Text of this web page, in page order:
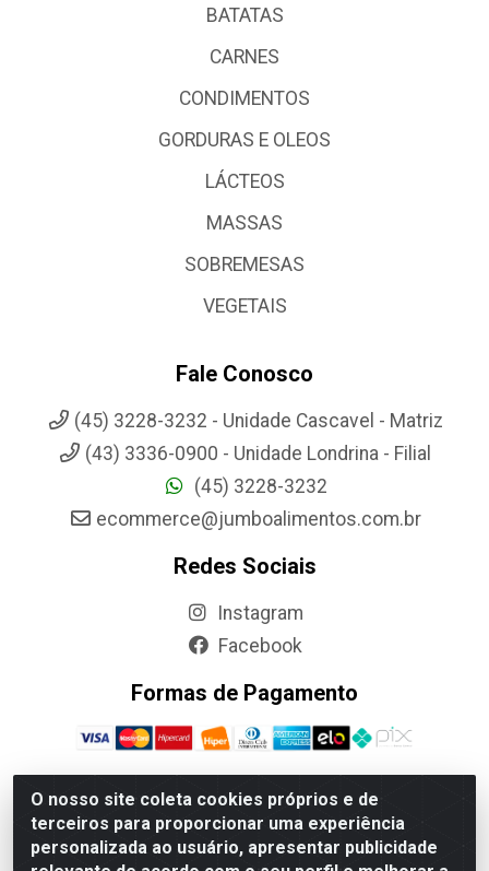
O nosso site coleta cookies próprios e de
terceiros para proporcionar uma experiência
personalizada ao usuário, apresentar publicidade
BATATAS
CARNES
CONDIMENTOS
GORDURAS E OLEOS
LÁCTEOS
MASSAS
SOBREMESAS
VEGETAIS
Fale Conosco
(45) 3228-3232 - Unidade Cascavel - Matriz
(43) 3336-0900 - Unidade Londrina - Filial
(45) 3228-3232
ecommerce@jumboalimentos.com.br
Redes Sociais
Instagram
Facebook
Formas de Pagamento
Jumbo Alimentos Cascavel - Matriz - Rua Itatiba Do Sul, 161 -
Santos Dumont, Cascavel-PR - CEP 85804-700- CNPJ